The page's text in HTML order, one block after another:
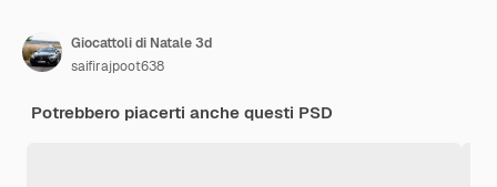
Giocattoli di Natale 3d
saifirajpoot638
Potrebbero piacerti anche questi PSD